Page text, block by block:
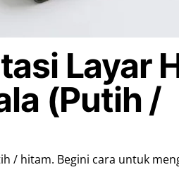
Layar
(Putih /
/ hitam. Begini cara untuk